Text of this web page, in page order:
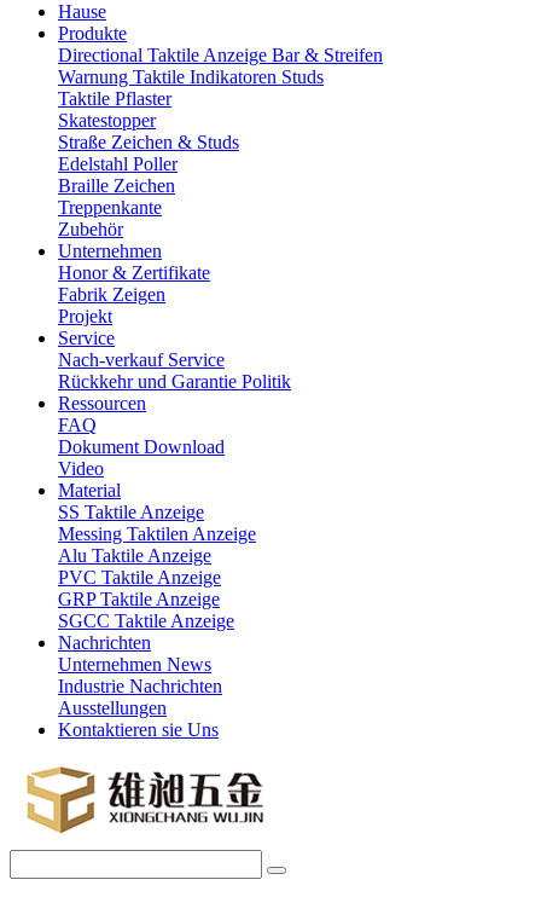
Hause
Produkte
Directional Taktile Anzeige Bar & Streifen
Warnung Taktile Indikatoren Studs
Taktile Pflaster
Skatestopper
Straße Zeichen & Studs
Edelstahl Poller
Braille Zeichen
Treppenkante
Zubehör
Unternehmen
Honor & Zertifikate
Fabrik Zeigen
Projekt
Service
Nach-verkauf Service
Rückkehr und Garantie Politik
Ressourcen
FAQ
Dokument Download
Video
Material
SS Taktile Anzeige
Messing Taktilen Anzeige
Alu Taktile Anzeige
PVC Taktile Anzeige
GRP Taktile Anzeige
SGCC Taktile Anzeige
Nachrichten
Unternehmen News
Industrie Nachrichten
Ausstellungen
Kontaktieren sie Uns